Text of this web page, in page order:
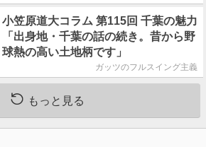
小笠原道大コラム 第115回 千葉の魅力
「出身地・千葉の話の続き。昔から野
球熱の高い土地柄です」
ガッツのフルスイング主義
もっと見る